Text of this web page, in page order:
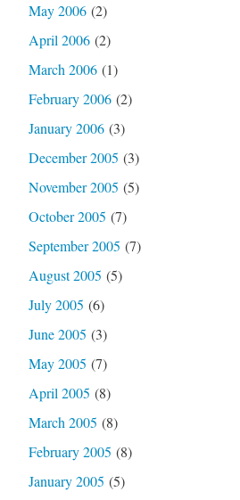
May 2006(2)
April 2006(2)
March 2006(1)
February 2006(2)
January 2006(3)
December 2005 (3)
November 2005 (5)
October 2005 (7)
September 2005 (7)
August 2005 (5)
July 2005 (6)
June 2005 (3)
May 2005 (7)
April 2005 (8)
March 2005 (8)
February 2005 (8)
January 2005 (5)